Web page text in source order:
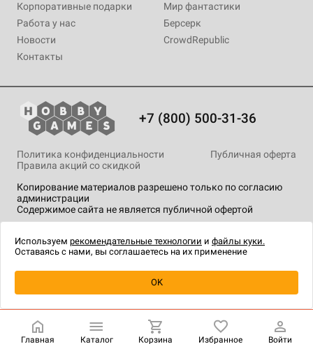
Уведомить о наличии
Корпоративные подарки
Работа у нас
Новости
Контакты
Мир фантастики
Берсерк
CrowdRepublic
+7 (800) 500-31-36
Копирование материалов разрешено только по согласию
администрации
Содержимое сайта не является публичной офертой
Политика конфиденциальности
Публичная оферта
Правила акций со скидкой
технологии.
Главная Каталог Корзина Избранное Войти
Используем рекомендательные технологии и файлы куки.
Оставаясь с нами, вы соглашаетесь на их применение
OK